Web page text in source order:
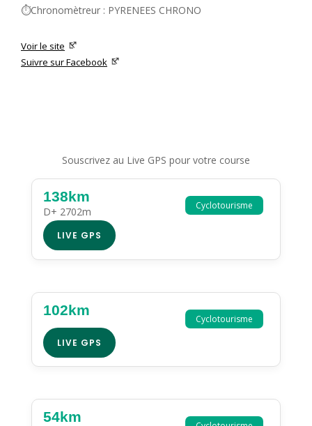
⏱️Chronomètreur : PYRENEES CHRONO
Voir le site
Suivre sur Facebook
Souscrivez au Live GPS pour votre course
Cyclotourisme
138km
D+ 2702m
LIVE GPS
Cyclotourisme
102km
LIVE GPS
54km